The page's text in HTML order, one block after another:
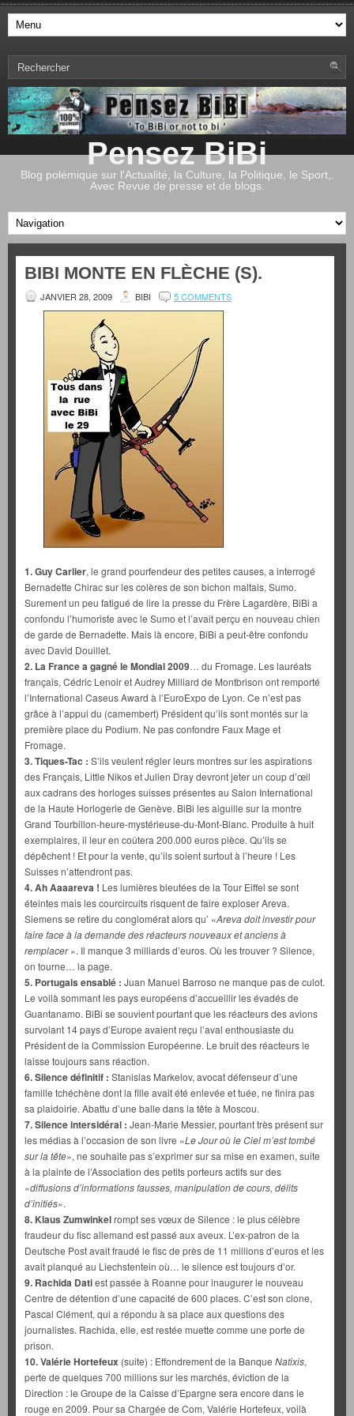
Pensez BiBi
Blog polémique sur l'Actualité, la Culture, la Politique, le Sport,.
Avec Revue de presse et de blogs.
BIBI MONTE EN FLÈCHE (S).
JANVIER 28, 2009 BIBI 5 COMMENTS
1. Guy Carlier, le grand pourfendeur des petites causes, a interrogé
Bernadette Chirac sur les colères de son bichon maltais, Sumo.
Surement un peu fatigué de lire la presse du Frère Lagardère, BiBi a
confondu l’humoriste avec le Sumo et l’avait perçu en nouveau chien
de garde de Bernadette. Mais là encore, BiBi a peut-être confondu
avec David Douillet.
2. La France a gagné le Mondial 2009… du Fromage. Les lauréats
français, Cédric Lenoir et Audrey Milliard de Montbrison ont remporté
l’International Caseus Award à l’EuroExpo de Lyon. Ce n’est pas
grâce à l’appui du (camembert) Président qu’ils sont montés sur la
première place du Podium. Ne pas confondre Faux Mage et
Fromage.
3. Tiques-Tac : S’ils veulent régler leurs montres sur les aspirations
des Français, Little Nikos et Julien Dray devront jeter un coup d’œil
aux cadrans des horloges suisses présentes au Salon International
de la Haute Horlogerie de Genève. BiBi les aiguille sur la montre
Grand Tourbillon-heure-mystérieuse-du-Mont-Blanc. Produite à huit
exemplaires, il leur en coûtera 200.000 euros pièce. Qu’ils se
dépêchent ! Et pour la vente, qu’ils soient surtout à l’heure ! Les
Suisses n’attendront pas.
4. Ah Aaaareva ! Les lumières bleutées de la Tour Eiffel se sont
éteintes mais les courcircuits risquent de faire exploser Areva.
Siemens se retire du conglomérat alors qu’ «Areva doit investir pour
faire face à la demande des réacteurs nouveaux et anciens à
remplacer». Il manque 3 milliards d’euros. Où les trouver ? Silence,
on tourne… la page.
5. Portugais ensablé : Juan Manuel Barroso ne manque pas de culot.
Le voilà sommant les pays européens d’accueillir les évadés de
Guantanamo. BiBi se souvient pourtant que les réacteurs des avions
survolant 14 pays d’Europe avaient reçu l’aval enthousiaste du
Président de la Commission Européenne. Le bruit des réacteurs le
laisse toujours sans réaction.
6. Silence définitif : Stanislas Markelov, avocat défenseur d’une
famille tchéchène dont la fille avait été enlevée et tuée, ne finira pas
sa plaidoirie. Abattu d’une balle dans la tête à Moscou.
7. Silence intersidéral : Jean-Marie Messier, pourtant très présent sur
les médias à l’occasion de son livre «Le Jour où le Ciel m’est tombé
sur la tête», ne souhaite pas s’exprimer sur sa mise en examen, suite
à la plainte de l’Association des petits porteurs actifs sur des
«diffusions d’informations fausses, manipulation de cours, délits
d’initiés».
8. Klaus Zumwinkelrompt ses vœux de Silence : le plus célèbre
fraudeur du fisc allemand est passé aux aveux. L’ex-patron de la
Deutsche Post avait fraudé le fisc de près de 11 millions d’euros et les
avait planqué au Liechstentein où… le silence est toujours d’or.
9. Rachida Datiest passée à Roanne pour inaugurer le nouveau
Centre de détention d’une capacité de 600 places. C’est son clone,
Pascal Clément, qui a répondu à sa place aux questions des
journalistes. Rachida, elle, est restée muette comme une porte de
prison.
10. Valérie Hortefeux (suite) : Effondrement de la Banque Natixis,
perte de quelques 700 millions sur les marchés, éviction de la
Direction : le Groupe de la Caisse d’Epargne sera encore dans le
rouge en 2009. Pour sa Chargée de Com, Valérie Hortefeux, voilà